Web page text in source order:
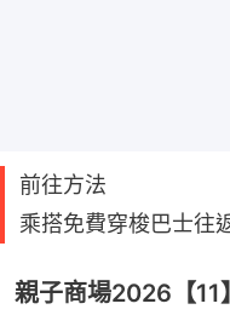
前往方法
乘搭免費穿梭巴士往
親子商場2026【11